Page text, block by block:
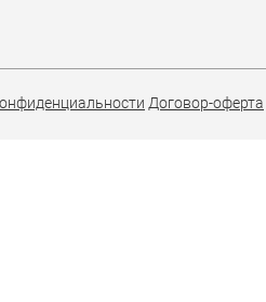
Договор-оферта